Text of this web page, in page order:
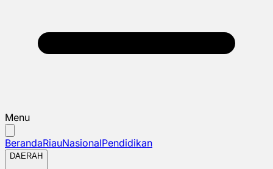
Menu
BerandaRiauNasionalPendidikan
DAERAH